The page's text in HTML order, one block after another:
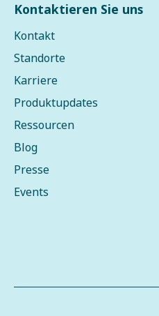
Kontaktieren Sie uns
Kontakt
Standorte
Karriere
Produktupdates
Ressourcen
Blog
Presse
Events